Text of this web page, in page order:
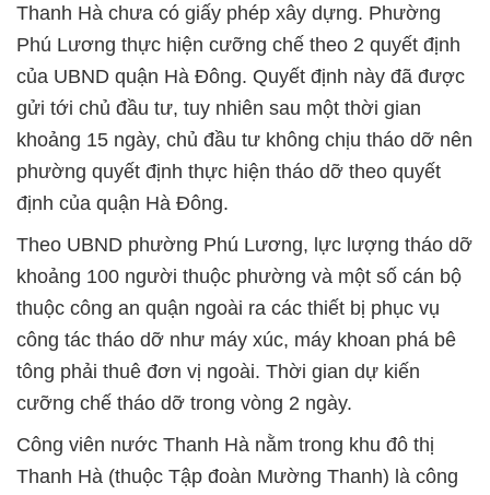
Thanh Hà chưa có giấy phép xây dựng. Phường
Phú Lương thực hiện cưỡng chế theo 2 quyết định
của UBND quận Hà Đông. Quyết định này đã được
gửi tới chủ đầu tư, tuy nhiên sau một thời gian
khoảng 15 ngày, chủ đầu tư không chịu tháo dỡ nên
phường quyết định thực hiện tháo dỡ theo quyết
định của quận Hà Đông.
Theo UBND phường Phú Lương, lực lượng tháo dỡ
khoảng 100 người thuộc phường và một số cán bộ
thuộc công an quận ngoài ra các thiết bị phục vụ
công tác tháo dỡ như máy xúc, máy khoan phá bê
tông phải thuê đơn vị ngoài. Thời gian dự kiến
cưỡng chế tháo dỡ trong vòng 2 ngày.
Công viên nước Thanh Hà nằm trong khu đô thị
Thanh Hà (thuộc Tập đoàn Mường Thanh) là công